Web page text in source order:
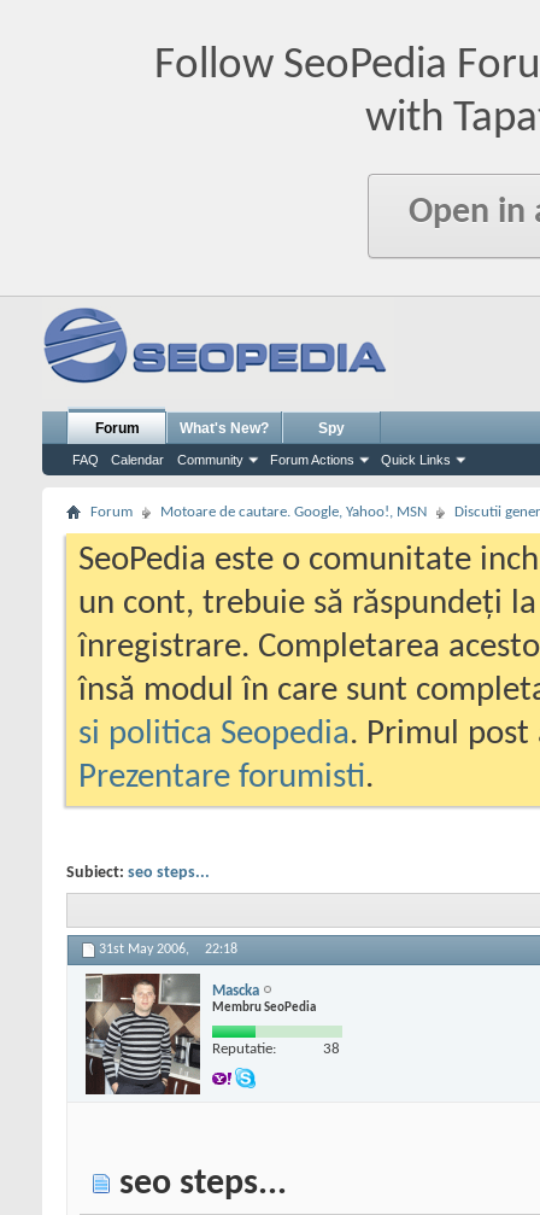
Follow SeoPedia
with
Open in
Forum
FAQ Calendar Community Forum Actions Quick Links
What's New? Spy
Forum Motoare de cautare. Google, Yahoo!, MSN Discutii
SeoPedia este o comunitate
un cont, trebuie să răspundeți
înregistrare. Completarea
însă modul în care sunt
si politica Seopedia. Primul
Prezentare forumisti.
Subiect: seo steps...
31st May 2006, 22:18
Mascka
Membru SeoPedia
Reputatie: 38
seo steps...